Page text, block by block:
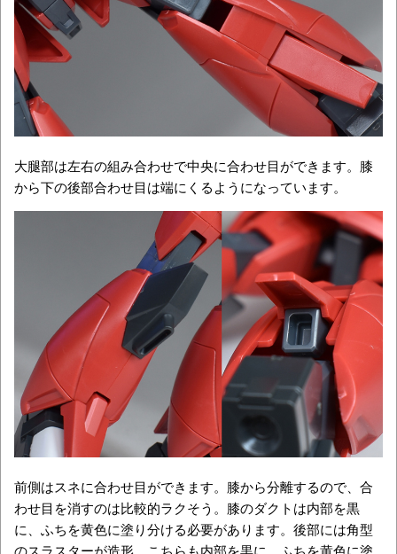
大腿部は左右の組み合わせで中央に合わせ目ができます。膝
から下の後部合わせ目は端にくるようになっています。
前側はスネに合わせ目ができます。膝から分離するので、合
わせ目を消すのは比較的ラクそう。膝のダクトは内部を黒
に、ふちを黄色に塗り分ける必要があります。後部には角型
のスラスターが造形。こちらも内部を黒に、ふちを黄色に塗